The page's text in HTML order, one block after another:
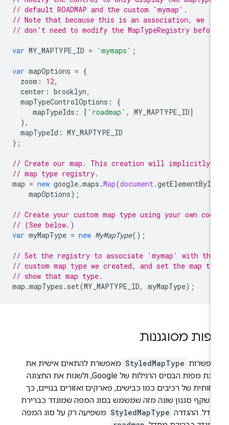
// default ROADMAP and the custom 'mymap'.
// Note that because this is an association, we
// don't need to modify the MapTypeRegistry
var MY_MAPTYPE_ID = 'mymaps'
var mapOptions
zoom :
center: brooklyn
mapTypeControlOptions
mapTypeIds : ['roadmap', MY_MAPTYPE_ID
mapTypeId: MY_MAPTYPE_ID
// Create our map. This creation will implicitly
// map type registry.
map
= new google.maps.Map(document.getElementById
mapOptions
// Create your custom map type using your own
// (See below.)
var myMapType = new MyMapType
// Set the registry to associate 'mymap' with the
// custom map type we created, and set the map to
// show that map type.
map.mapTypes.set( MY_MAPTYPE_ID, myMapType
מסוגננות
StyledMapType מאפשרת להתאים אישית את
הצגת מפות הבסיס הרגילות של Google, ולשנות את התצוגה
של רכיבים כמו כבישים, פארקים ואזורים בנויים, כך
סגנון שונה מזה שמשמש בסוג המפה שמוגדר כברירת
ההגדרה StyledMapType משפיעה רק על סוג המפה